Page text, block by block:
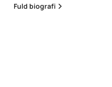
Fuld biografi